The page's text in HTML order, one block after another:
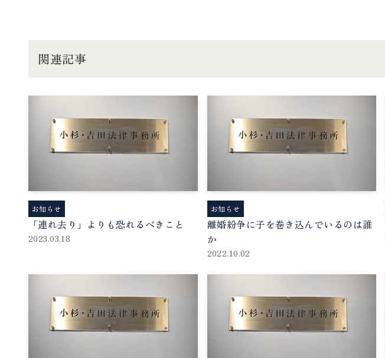
関連記事
「連れ去り」よりも恐れるべきこと
2023.03.18
お知らせ
離婚紛争に子を巻き込んでいるのは誰
か
2022.10.02
お知らせ